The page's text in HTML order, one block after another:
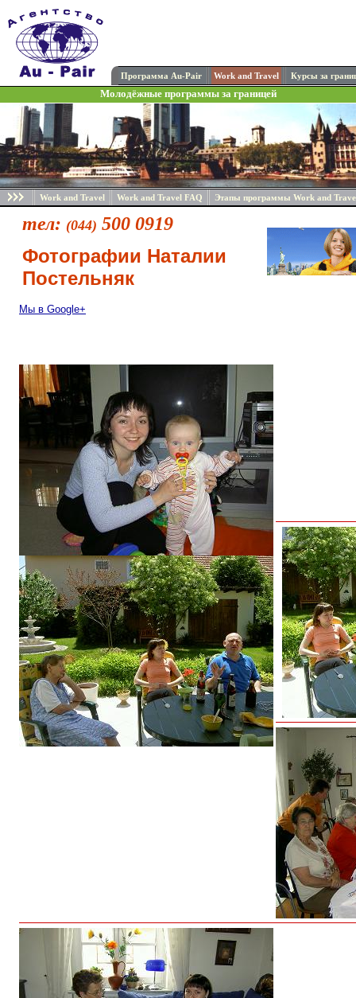
Программа Au-Pair Work and Travel Курсы за
Молодёжные программы за границей
Work and Travel Work and Travel FAQ Этапы программы Work and
тел: (044) 500 0919
Фотографии Наталии
Постельняк
Мы в Google+